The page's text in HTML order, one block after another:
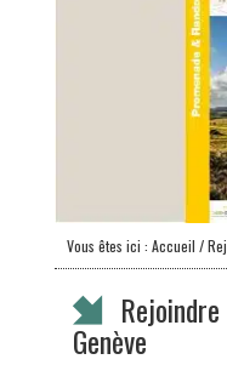
Vous êtes ici : Accueil /
Genève